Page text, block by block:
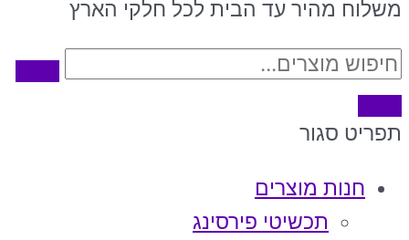
משלוח מהיר עד הבית לכל חלקי הארץ
תפריט סגור
חנות מוצרים
תכשיטי פירסינג